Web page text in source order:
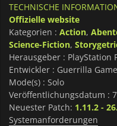
TECHNISCHE
Offizielle website
Kategorien : Action,
Science-Fiction,
Herausgeber : PlayStation
Entwickler : Guerrilla
Mode(s) : Solo
Veröffentlichungsdatum :
Neuester Patch: 1.11.2 -
Systemanforderungen